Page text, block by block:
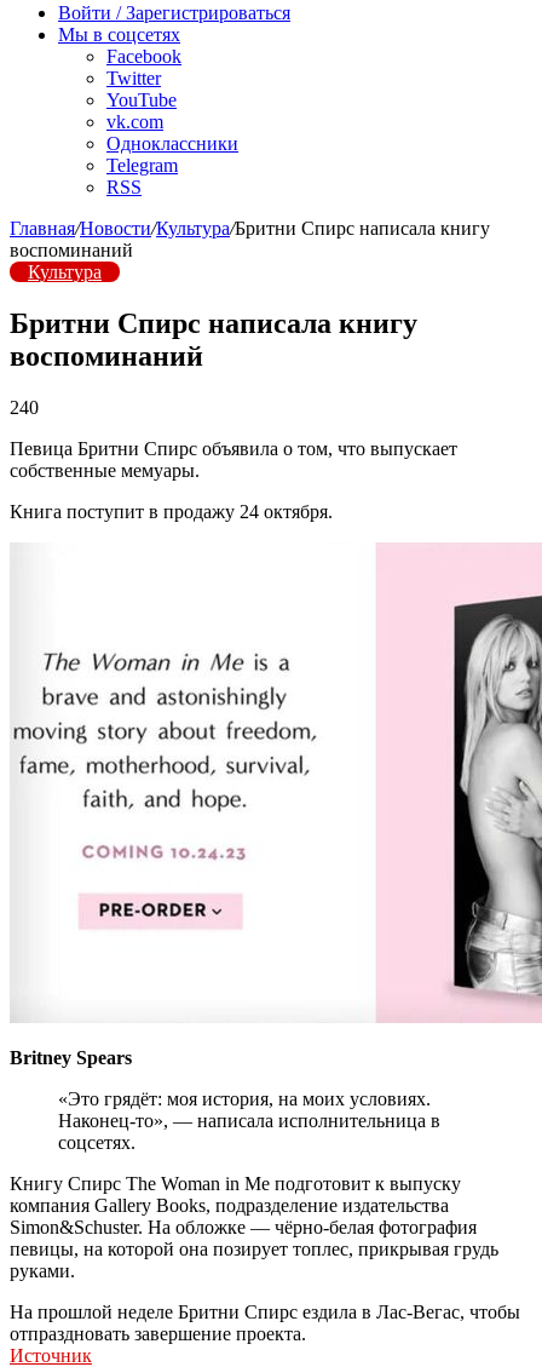
радио
Войти / Зарегистрироваться
Мы в соцсетях
Facebook
Twitter
YouTube
vk.com
Одноклассники
Telegram
RSS
Главная/Новости/Культура/Бритни Спирс написала книгу
воспоминаний
Культура
Бритни Спирс написала книгу
воспоминаний
240
Певица Бритни Спирс объявила о том, что выпускает
собственные мемуары.
Книга поступит в продажу 24 октября.
Britney Spears
«Это грядёт: моя история, на моих условиях.
Наконец-то», — написала исполнительница в
соцсетях.
Книгу Спирс The Woman in Me подготовит к выпуску
компания Gallery Books, подразделение издательства
Simon&Schuster. На обложке — чёрно-белая фотография
певицы, на которой она позирует топлес, прикрывая грудь
руками.
На прошлой неделе Бритни Спирс ездила в Лас-Вегас, чтобы
отпраздновать завершение проекта.
Источник